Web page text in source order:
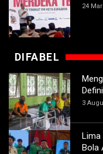
24
DIFABEL
3
Bola